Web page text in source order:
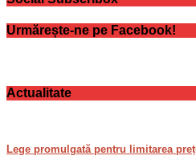
Urmărește-ne pe Facebook!
Actualitate
Lege promulgată pentru limitarea